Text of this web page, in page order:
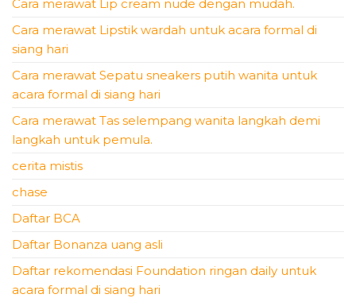
Cara merawat Lip cream nude dengan mudah.
Cara merawat Lipstik wardah untuk acara formal di
siang hari
Cara merawat Sepatu sneakers putih wanita untuk
acara formal di siang hari
Cara merawat Tas selempang wanita langkah demi
langkah untuk pemula.
cerita mistis
chase
Daftar BCA
Daftar Bonanza uang asli
Daftar rekomendasi Foundation ringan daily untuk
acara formal di siang hari